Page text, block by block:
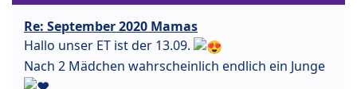
Re: September 2020 Mamas
Hallo unser ET ist der 13.09.
Nach 2 Mädchen wahrscheinlich endlich ein Junge